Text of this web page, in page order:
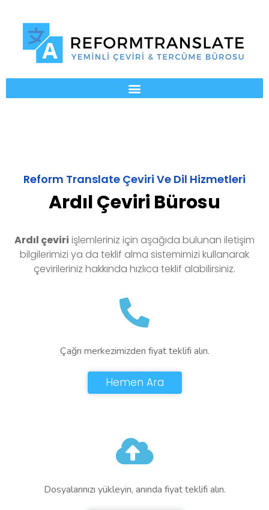
Reform Translate Çeviri Ve Dil Hizmetleri
Ardıl Çeviri Bürosu
Ardıl çeviri işlemleriniz için aşağıda bulunan iletişim
bilgilerimizi ya da teklif alma sistemimizi kullanarak
çevirileriniz hakkında hızlıca teklif alabilirsiniz.
Çağrı merkezimizden fiyat teklifi alın.
Hemen Ara
Dosyalarınızı yükleyin, anında fiyat teklifi alın.